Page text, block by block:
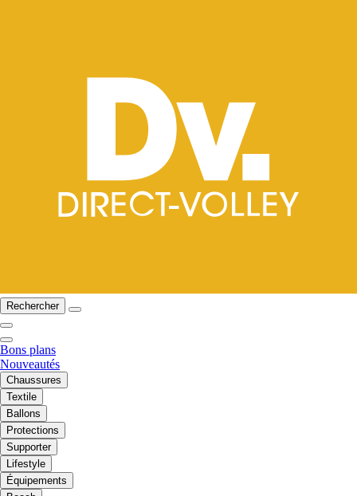
Rechercher
Bons plans
Nouveautés
Chaussures
Textile
Ballons
Protections
Supporter
Lifestyle
Équipements